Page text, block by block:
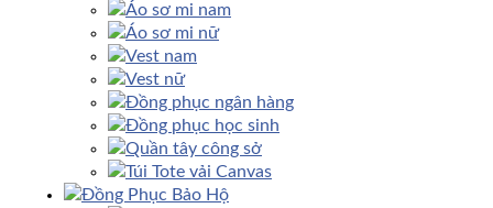
Áo sơ mi nam
Áo sơ mi nữ
Vest nam
Vest nữ
Đồng phục ngân hàng
Đồng phục học sinh
Quần tây công sở
Túi Tote vải Canvas
Đồng Phục Bảo Hộ